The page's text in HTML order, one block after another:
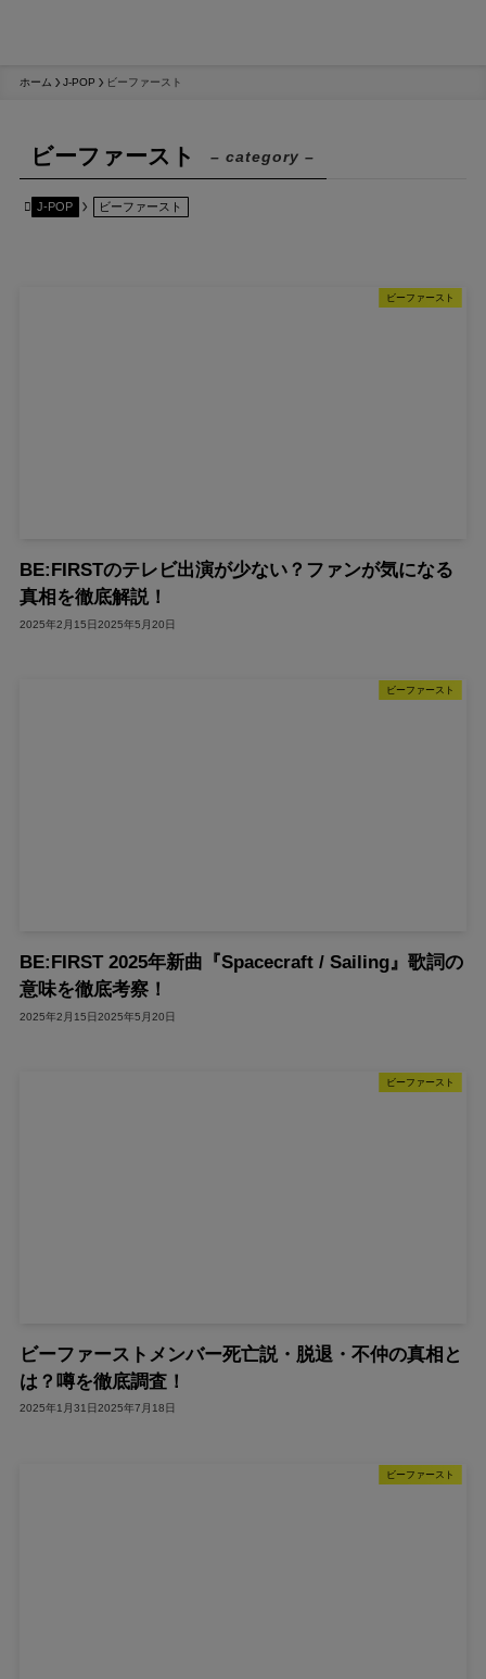
ホーム J-POP ビーファースト
ビーファースト – category –
J-POP ビーファースト
ビーファースト
BE:FIRSTのテレビ出演が少ない？ファンが気になる
真相を徹底解説！
2025年2月15日 2025年5月20日
ビーファースト
BE:FIRST 2025年新曲『Spacecraft / Sailing』歌詞の
意味を徹底考察！
2025年2月15日 2025年5月20日
ビーファースト
ビーファーストメンバー死亡説・脱退・不仲の真相と
は？噂を徹底調査！
2025年1月31日2025年7月18日
ビーファースト